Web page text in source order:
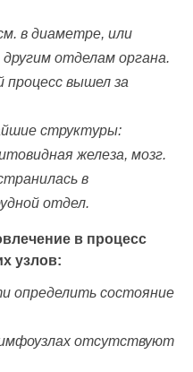
в диаметре, или
отделам органа.
процесс вышел за
структуры:
железа, мозг.
в
отдел.
в процесс
узлов:
определить состояние
отсутствуют